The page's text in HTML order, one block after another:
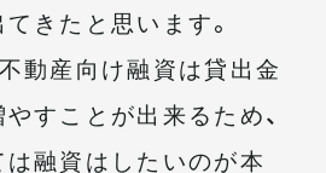
きたと思います。
動産向け融資は貸出金
すことが出来るため、
融資はしたいのが本